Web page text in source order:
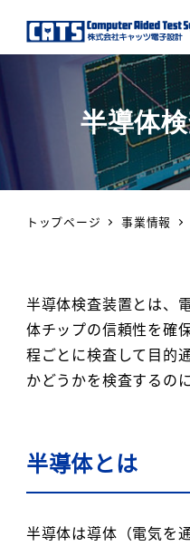
半導体
トップページ 事業情報
半導体検査装置とは、
体チップの信頼性を確
程ごとに検査して目的
かどうかを検査するの
半導体とは
半導体は導体（電気を